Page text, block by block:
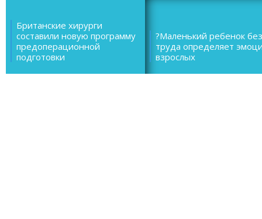
Британские хирурги
составили новую программу
предоперационной
подготовки
?Маленький ребенок без
труда определяет
взрослых